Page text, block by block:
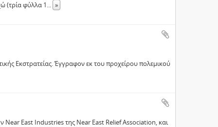
(τρία φύλλα 1... »
Εκστρατείας. Έγγραφον εκ του προχείρου πολεμικού
Near East Industries της Near East Relief Association, και